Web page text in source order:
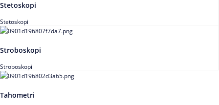
Stetoskopi
Stetoskopi
Stroboskopi
Stroboskopi
Tahometri